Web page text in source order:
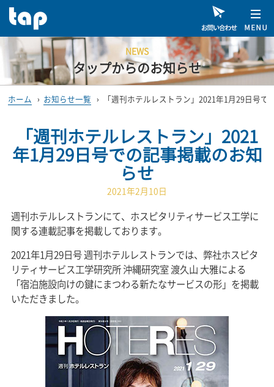
NEWS
タップからのお知らせ
ホーム › お知らせ一覧 › 「週刊ホテルレストラン」2021年1月29日号で
「週刊ホテルレストラン」2021
年1月29日号での記事掲載のお知
らせ
2021年2月10日
週刊ホテルレストランにて、ホスピタリティサービス工学に
関する連載記事を掲載しております。
2021年1月29日号 週刊ホテルレストランでは、弊社ホスピタ
リティサービス工学研究所 沖縄研究室 渡久山 大雅による
「宿泊施設向けの鍵にまつわる新たなサービスの形」を掲載
いただきました。